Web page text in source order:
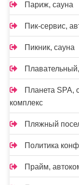
Париж, сауна
Пик-сервис,
Пикник, сауна
Планета SPA,
комплекс
Пляжный
Политика
Прайм,